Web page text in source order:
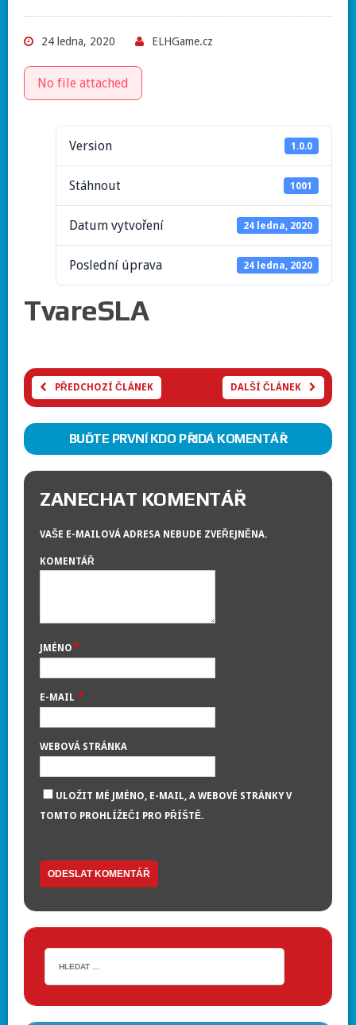
24 ledna, 2020 ELHGame.cz
No file attached
Version 1.0.0
Stáhnout 1001
Datum vytvoření 24 ledna, 2020
Poslední úprava 24 ledna, 2020
TvareSLA
PŘEDCHOZÍ ČLÁNEK DALŠÍ ČLÁNEK
BUĎTE PRVNÍ KDO PŘIDÁ KOMENTÁŘ
ZANECHAT KOMENTÁŘ
VAŠE E-MAILOVÁ ADRESA NEBUDE ZVEŘEJNĚNA.
KOMENTÁŘ
JMÉNO*
E-MAIL *
WEBOVÁ STRÁNKA
ULOŽIT MÉ JMÉNO, E-MAIL, A WEBOVÉ STRÁNKY V
TOMTO PROHLÍŽEČI PRO PŘÍŠTĚ.